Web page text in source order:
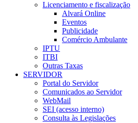
Licenciamento e fiscalização
Alvará Online
Eventos
Publicidade
Comércio Ambulante
IPTU
ITBI
Outras Taxas
SERVIDOR
Portal do Servidor
Comunicados ao Servidor
WebMail
SEI (acesso interno)
Consulta às Legislações